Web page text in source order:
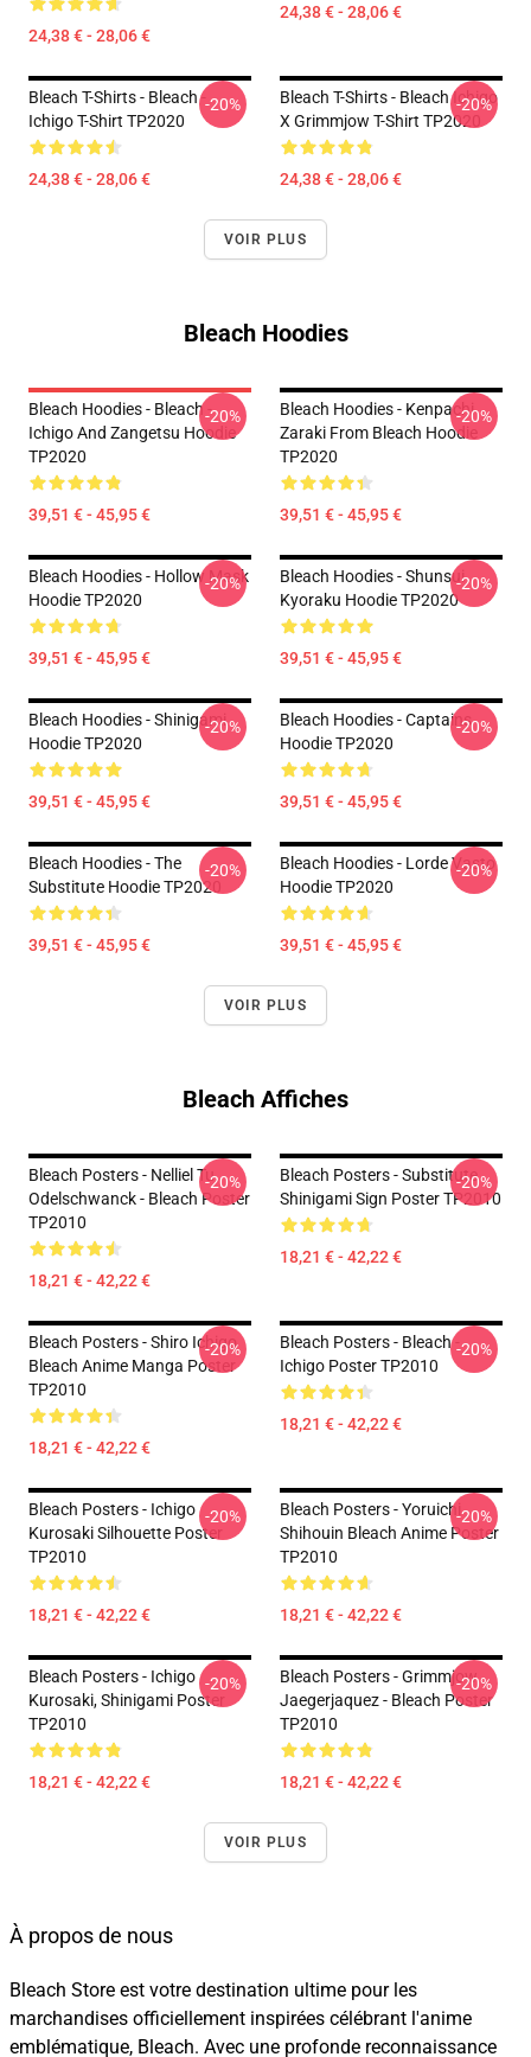
24,38 € - 28,06 €
24,38 € - 28,06 €
Bleach T-Shirts - Bleach -
Ichigo T-Shirt TP2020
24,38 € - 28,06 €
-20%
Bleach T-Shirts - Bleach Ichigo
X Grimmjow T-Shirt TP2020
24,38 € - 28,06 €
-20%
VOIR PLUS
Bleach Hoodies
Bleach Hoodies - Bleach -
Ichigo And Zangetsu Hoodie
TP2020
39,51 € - 45,95 €
-20%
Bleach Hoodies - Kenpachi
Zaraki From Bleach Hoodie
TP2020
39,51 € - 45,95 €
-20%
Bleach Hoodies - Hollow Mask
Hoodie TP2020
39,51 € - 45,95 €
-20%
Bleach Hoodies - Shunsui
Kyoraku Hoodie TP2020
39,51 € - 45,95 €
-20%
Bleach Hoodies - Shinigami
Hoodie TP2020
39,51 € - 45,95 €
-20%
Bleach Hoodies - Captains
Hoodie TP2020
39,51 € - 45,95 €
-20%
Bleach Hoodies - The
Substitute Hoodie TP2020
39,51 € - 45,95 €
-20%
Bleach Hoodies - Lorde Vasto
Hoodie TP2020
39,51 € - 45,95 €
-20%
VOIR PLUS
Bleach Affiches
Bleach Posters - Nelliel Tu
Odelschwanck - Bleach Poster
TP2010
18,21 € - 42,22 €
-20%
Bleach Posters - Substitute
Shinigami Sign Poster TP2010
18,21 € - 42,22 €
-20%
Bleach Posters - Shiro Ichigo
Bleach Anime Manga Poster
TP2010
18,21 € - 42,22 €
-20%
Bleach Posters - Bleach -
Ichigo Poster TP2010
18,21 € - 42,22 €
-20%
Bleach Posters - Ichigo
Kurosaki Silhouette Poster
TP2010
18,21 € - 42,22 €
-20%
Bleach Posters - Yoruichi
Shihouin Bleach Anime Poster
TP2010
18,21 € - 42,22 €
-20%
Bleach Posters - Ichigo
Kurosaki, Shinigami Poster
TP2010
18,21 € - 42,22 €
-20%
Bleach Posters - Grimmjow
Jaegerjaquez - Bleach Poster
TP2010
18,21 € - 42,22 €
-20%
VOIR PLUS
À propos de nous
Bleach Store est votre destination ultime pour les
marchandises officiellement inspirées célébrant l'anime
emblématique, Bleach. Avec une profonde reconnaissance